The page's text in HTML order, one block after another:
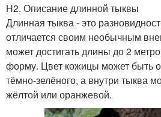
H2. Описание длинной тыквы
Длинная тыква - это
отличается своим необычным
может достигать длины до 2
форму. Цвет кожицы может быть
тёмно-зелёного, а внутри тыква
жёлтой или оранжевой.